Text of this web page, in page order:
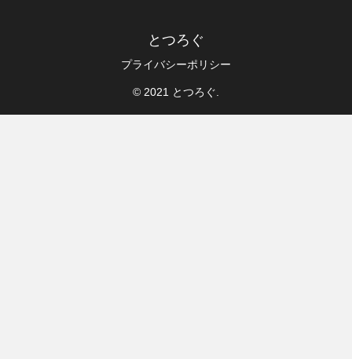
とつろぐ
プライバシーポリシー
© 2021 とつろぐ.